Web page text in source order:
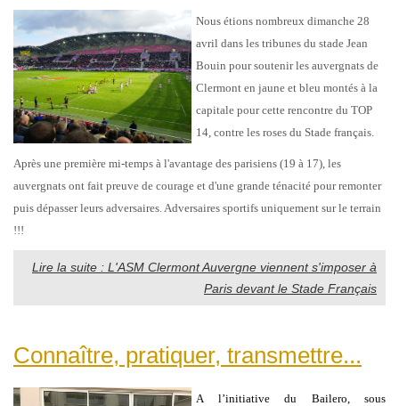
Nous étions nombreux dimanche 28
avril dans les tribunes du stade Jean
Bouin pour soutenir les auvergnats de
Clermont en jaune et bleu montés à la
capitale pour cette rencontre du TOP
14, contre les roses du Stade français.
Après une première mi-temps à l'avantage des parisiens (19 à 17), les
auvergnats ont fait preuve de courage et d'une grande ténacité pour remonter
puis dépasser leurs adversaires. Adversaires sportifs uniquement sur le terrain
!!!
Lire la suite : L'ASM Clermont Auvergne viennent s'imposer à
Paris devant le Stade Français
Connaître, pratiquer, transmettre...
A l’initiative du Bailero, sous